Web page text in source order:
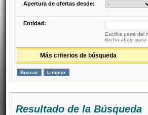
Apertura de ofertas desde:
Entidad:
Escriba parte del
flecha abajo para
Más criterios de búsqueda
Resultado de la Búsqueda